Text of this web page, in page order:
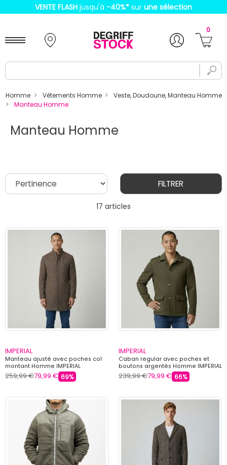
VENTE FLASH jusqu'à -40%* sur une sélection
0
Homme Vêtements Homme
Veste, Doudoune, Manteau Homme
Manteau Homme
Manteau Homme
17 articles
FILTRER
IMPERIAL
Manteau ajusté avec poches col
montant Homme IMPERIAL
259,99 €79,99 € 69%
IMPERIAL
Caban regular avec poches et
boutons argentés Homme IMPERIAL
239,99 €79,99 € 66%